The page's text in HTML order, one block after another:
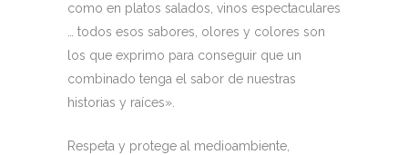
como en platos salados, vinos espectaculares
… todos esos sabores, olores y colores son
los que exprimo para conseguir que un
combinado tenga el sabor de nuestras
historias y raíces».
Respeta y protege al medioambiente,